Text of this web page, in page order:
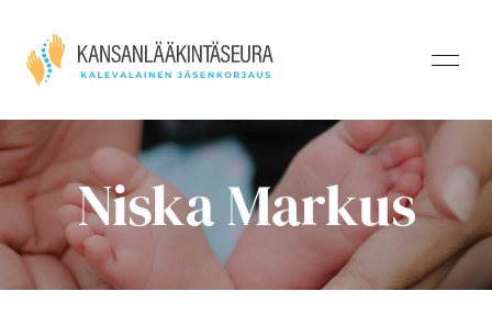
Niska Markus